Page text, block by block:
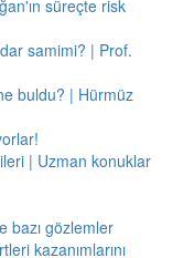
süreçte risk
samimi? | Prof.
buldu? | Hürmüz
| Uzman konuklar
bazı gözlemler
kazanımlarını